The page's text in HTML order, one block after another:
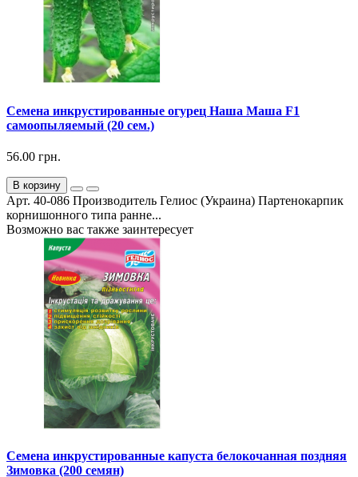
Семена инкрустированные огурец Наша Маша F1
самоопыляемый (20 сем.)
56.00 грн.
В корзину
Арт. 40-086 Производитель Гелиос (Украина) Партенокарпик
корнишонного типа ранне...
Возможно вас также заинтересует
Семена инкрустированные капуста белокочанная поздняя
Зимовка (200 семян)